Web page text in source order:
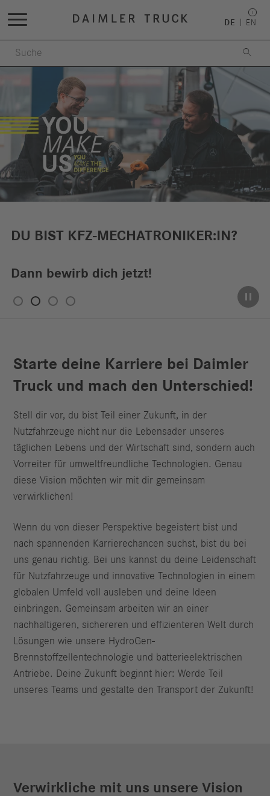
DE EN

DU BIST KFZ-MECHATRONIKER:IN?
Dann bewirb dich jetzt!
Starte deine Karriere bei Daimler
Truck und mach den Unterschied!
Stell dir vor, du bist Teil einer Zukunft, in der
Nutzfahrzeuge nicht nur die Lebensader unseres
täglichen Lebens und der Wirtschaft sind, sondern auch
Vorreiter für umweltfreundliche Technologien. Genau
diese Vision möchten wir mit dir gemeinsam
verwirklichen!
Wenn du von dieser Perspektive begeistert bist und
nach spannenden Karrierechancen suchst, bist du bei
uns genau richtig. Bei uns kannst du deine Leidenschaft
für Nutzfahrzeuge und innovative Technologien in einem
globalen Umfeld voll ausleben und deine Ideen
einbringen. Gemeinsam arbeiten wir an einer
nachhaltigeren, sichereren und effizienteren Welt durch
Lösungen wie unsere HydroGen-
Brennstoffzellentechnologie und batterieelektrischen
Antriebe. Deine Zukunft beginnt hier: Werde Teil
unseres Teams und gestalte den Transport der Zukunft!
Verwirkliche mit uns unsere Vision